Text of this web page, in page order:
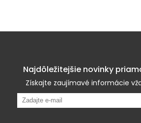
Najdôležitejšie novinky
Získajte zaujímavé informácie